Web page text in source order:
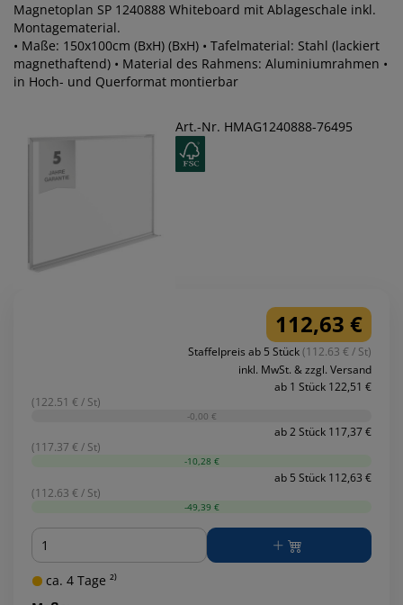
Magnetoplan SP 1240888 Whiteboard mit Ablageschale inkl.
Montagematerial.
• Maße: 150x100cm (BxH) (BxH) • Tafelmaterial: Stahl (lackiert
magnethaftend) • Material des Rahmens: Aluminiumrahmen •
in Hoch- und Querformat montierbar
Art.-Nr. HMAG1240888-76495
112,63 €
Staffelpreis ab 5 Stück(112.63 € / St)
inkl. MwSt. & zzgl. Versand
ab 1 Stück 122,51 €
(122.51 € / St)
-0,00 €
ab 2 Stück 117,37 €
(117.37 € / St)
-10,28 €
ab 5 Stück 112,63 €
(112.63 € / St)
-49,39 €
Menge
ca. 4 Tage ²⁾